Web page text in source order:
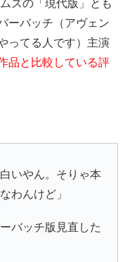
ズの「現代版」とも
ーバッチ（アヴェン
ってる人です）主演
品と比較している評
いやん。そりゃ本
わんけど」
バッチ版見直した